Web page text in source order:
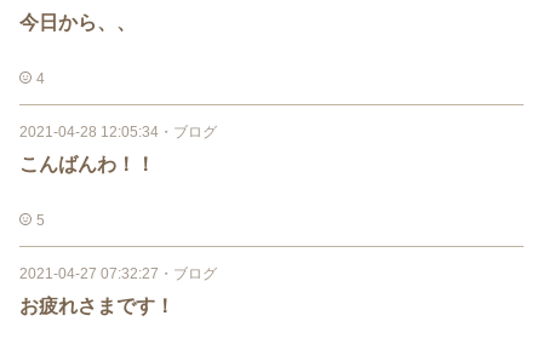
今日から、、
4
2021-04-28 12:05:34 ・ ブログ
こんばんわ！！
5
2021-04-27 07:32:27 ・ ブログ
お疲れさまです！